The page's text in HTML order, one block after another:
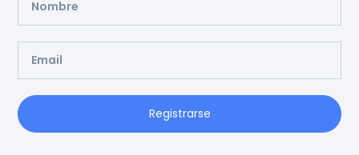
Registrarse